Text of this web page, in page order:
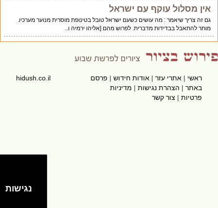
אין מסלול עוקף עם ישראל
גם זה צריך שיאמר : מה עושים כשעם ישראל טובל בטינופת מוסרית מנוער מערכיו.
מותר להתאבל בבדידות מדברית. לפרוש מהם [אליהו ירמיה ו..
ראשי|אתרי עזר|אודות חידוש|פרסם
באתר|הצהרת נגישות|מדיניות
פרטיות|צור קשר
hidush.co.il
נגישות